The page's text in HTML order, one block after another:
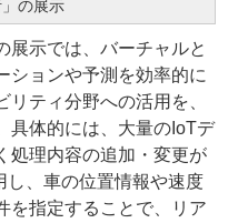
の展示
示では、バーチャルと
ションや予測を効率的に
ティ分野への活用を、
具体的には、大量のIoTデ
処理内容の追加・変更が
、車の位置情報や速度
を指定することで、リア